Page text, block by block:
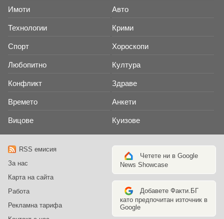
Имоти Авто
Технологии Крими
Спорт Хороскопи
Любопитно Култура
Конфликт Здраве
Времето Анкети
Вицове Куизове
RSS емисия
За нас
Карта на сайта
Работа
Рекламна тарифа
Четете ни в Google
News Showcase
Добавете Факти.БГ
като предпочитан източник в
Google